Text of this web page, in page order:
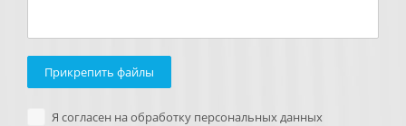
Прикрепить файлы
Я согласен на обработку персональных данных